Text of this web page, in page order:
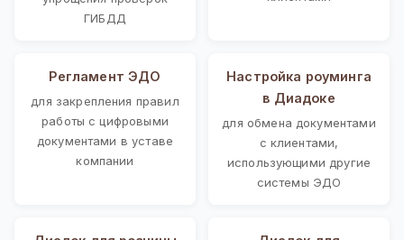
ГИБДД
Регламент ЭДО
для закрепления правил
работы с цифровыми
документами в уставе
компании
Настройка роуминга
в Диадоке
для обмена документами
с клиентами,
использующими другие
системы ЭДО